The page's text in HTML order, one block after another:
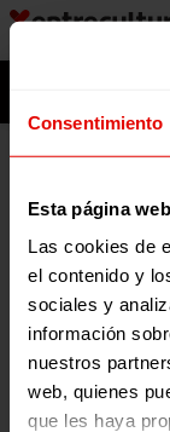
Consentimiento
Esta página
Las cookies de
el contenido y
sociales y
información
nuestros
web, quienes
que les haya
Aller
contenu